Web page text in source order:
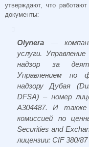
утверждают, что
документы:
Olynera —
услуги.
надзор за
Управлением по
надзору Дубая
DFSA) – номер
A304487. И
комиссией по
Securities and
лицензии: CIF 380/87